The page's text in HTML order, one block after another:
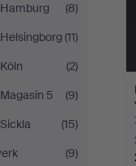
(8)
(11)
(2)
5
(9)
(15)
(9)